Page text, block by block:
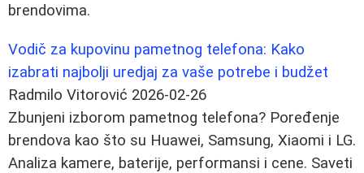
brendovima.
Vodič za kupovinu pametnog telefona: Kako
izabrati najbolji uredjaj za vaše potrebe i budžet
Radmilo Vitorović 2026-02-26
Zbunjeni izborom pametnog telefona? Poređenje
brendova kao što su Huawei, Samsung, Xiaomi i LG.
Analiza kamere, baterije, performansi i cene. Saveti